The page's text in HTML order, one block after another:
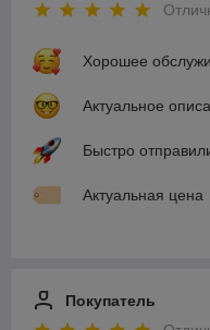
Хорошее
Актуальное
Быстро
Актуальная цена
Покупатель